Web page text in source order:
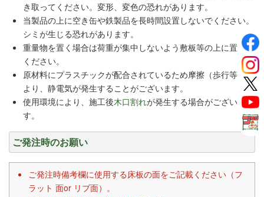
き取ってください。変形、変色の恐れがあります。
当製品の上に空き缶や鉄製品を長時間設置しないでください。
シミが生じる恐れがあります。
重量物を置く場合は荷重が集中しないよう敷板等の上に置いて
ください。
原材料にプラスチックが配合されているため摩擦（歩行等）に
より、静電気が発生することがございます。
使用環境により、施工後木口割れが発生する場合がございま
す。
ご発注時のお願い
ご発注時備考欄に使用する床板の面をご記載ください（フ
ラット 面or リブ面）。